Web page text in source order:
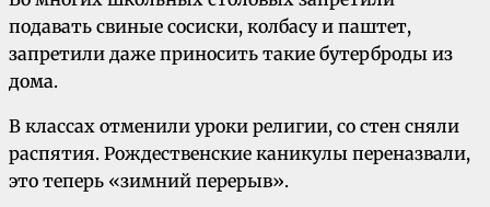
подавать свиные сосиски, колбасу и паштет,
запретили даже приносить такие бутерброды из
дома.
В классах отменили уроки религии, со стен сняли
распятия. Рождественские каникулы переназвали,
это теперь «зимний перерыв».